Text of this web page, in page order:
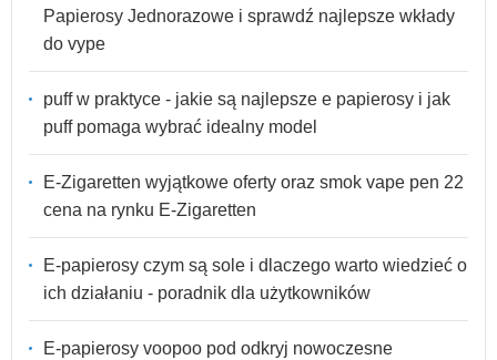
Papierosy Jednorazowe i sprawdź najlepsze wkłady
do vype
puff w praktyce - jakie są najlepsze e papierosy i jak
puff pomaga wybrać idealny model
E-Zigaretten wyjątkowe oferty oraz smok vape pen 22
cena na rynku E-Zigaretten
E-papierosy czym są sole i dlaczego warto wiedzieć o
ich działaniu - poradnik dla użytkowników
E-papierosy voopoo pod odkryj nowoczesne